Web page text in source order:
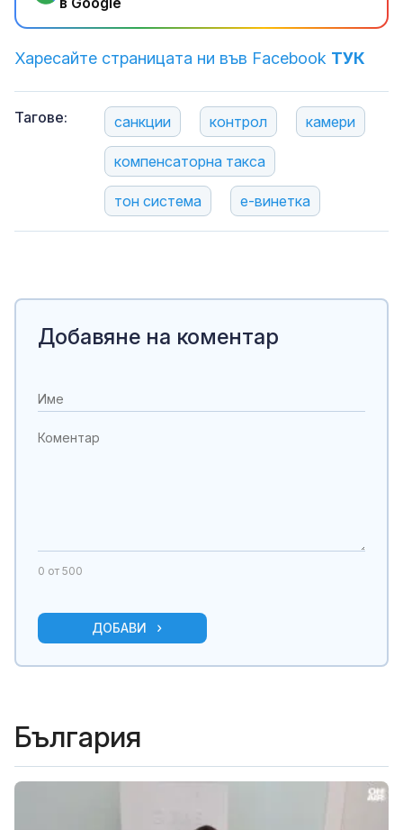
Харесайте страницата ни във Facebook ТУК
Тагове: санкции контрол камери
компенсаторна такса
тон система е-винетка
Добавяне на коментар
0 от 500
ДОБАВИ
България